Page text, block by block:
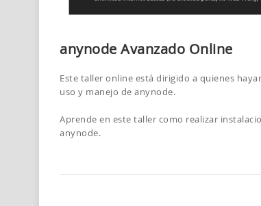
anynode Avanzado Online
Este taller online está dirigido a quienes
uso y manejo de anynode.
Aprende en este taller como realizar
anynode.